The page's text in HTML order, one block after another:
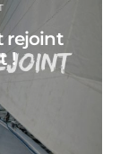
rejoint
!